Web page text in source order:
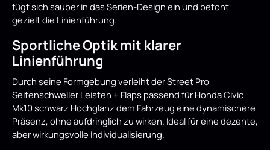
fügt sich sauber in das Serien-Design ein und betont
gezielt die Linienführung.
Sportliche Optik mit klarer
Linienführung
Durch seine Formgebung verleiht der Street Pro
Seitenschweller Leisten + Flaps passend für Honda Civic
Mk10 schwarz Hochglanz dem Fahrzeug eine dynamischere
Präsenz, ohne aufdringlich zu wirken. Ideal für eine dezente,
aber wirkungsvolle Individualisierung.